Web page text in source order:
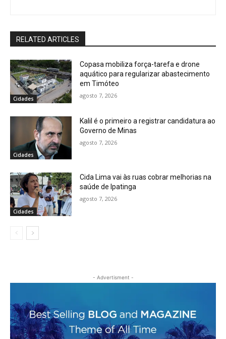
RELATED ARTICLES
Cidades
Copasa mobiliza força-tarefa e drone
aquático para regularizar abastecimento
em Timóteo
agosto 7, 2026
Cidades
Kalil é o primeiro a registrar candidatura ao
Governo de Minas
agosto 7, 2026
Cidades
Cida Lima vai às ruas cobrar melhorias na
saúde de Ipatinga
agosto 7, 2026
- Advertisment -